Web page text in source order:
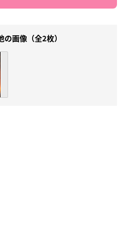
の画像（全2枚）